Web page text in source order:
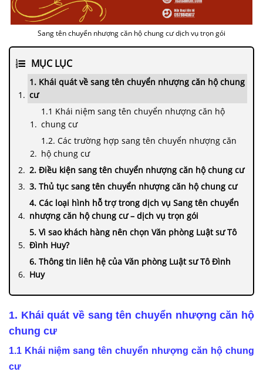
Sang tên chuyển nhượng căn hộ chung cư dịch vụ trọn gói
MỤC LỤC
1. Khái quát về sang tên chuyển nhượng căn hộ chung
cư
1.1 Khái niệm sang tên chuyển nhượng căn hộ
chung cư
1.2. Các trường hợp sang tên chuyển nhượng căn
hộ chung cư
2. Điều kiện sang tên chuyển nhượng căn hộ chung cư
3. Thủ tục sang tên chuyển nhượng căn hộ chung cư
4. Các loại hình hỗ trợ trong dịch vụ Sang tên chuyển
nhượng căn hộ chung cư – dịch vụ trọn gói
5. Vì sao khách hàng nên chọn Văn phòng Luật sư Tô
Đình Huy?
6. Thông tin liên hệ của Văn phòng Luật sư Tô Đình
Huy
1. Khái quát về sang tên chuyển nhượng căn hộ
chung cư
1.1 Khái niệm sang tên chuyển nhượng căn hộ chung
cư